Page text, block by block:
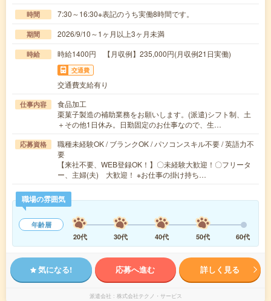
時間 7:30～16:30※表記のうち実働8時間です。
期間 2026/9/10～1ヶ月以上3ヶ月未満
時給 時給1400円 【月収例】235,000円(月収例21日実働)
交通費
交通費支給有り
仕事内容
食品加工
栗菓子製造の補助業務をお願いします。(派遣)シフト制、土
＋その他1日休み。日勤固定のお仕事なので、生…
応募資格
職種未経験OK / ブランクOK / パソコンスキル不要 / 英語力不
要
【来社不要、WEB登録OK！】〇未経験大歓迎！〇フリータ
ー、主婦(夫) 大歓迎！ ※お仕事の掛け持ち…
職場の雰囲気
年齢層
20代
30代 40代 50代 60代
気になる! 応募へ進む 詳しく見る
派遣会社 株式会社テクノ・サービス